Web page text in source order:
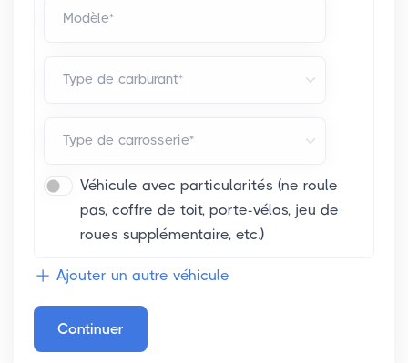
Modèle*
Type de carburant*
Type de carrosserie*
Véhicule avec particularités (ne roule
pas, coffre de toit, porte-vélos, jeu de
roues supplémentaire, etc.)
Ajouter un autre véhicule
Continuer